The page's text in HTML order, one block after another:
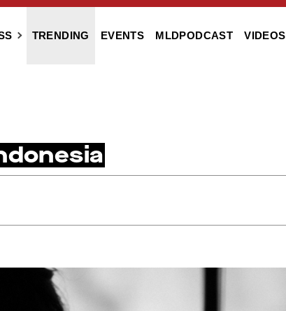
TRENDING EVENTS MLDPODCAST VIDEOS